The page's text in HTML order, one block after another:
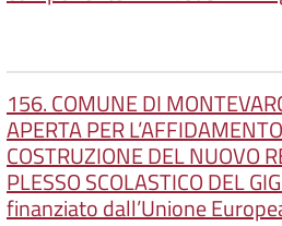
156. COMUNE DI
APERTA PER
COSTRUZIONE DEL NUOVO
PLESSO SCOLASTICO DEL
finanziato dall’Unione